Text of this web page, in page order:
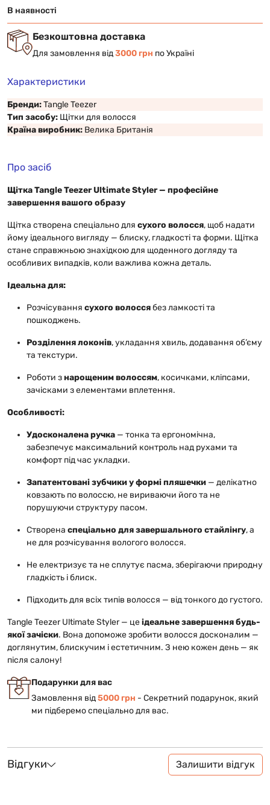
В наявності
Безкоштовна доставка
Для замовлення від3000 грн по Україні
Характеристики
Бренди:Tangle Teezer
Тип засобу: Щітки для волосся
Країна виробник: Велика Британія
Про засіб
Щітка Tangle Teezer Ultimate Styler — професійне
завершення вашого образу
Щітка створена спеціально для сухого волосся, щоб надати
йому ідеального вигляду — блиску, гладкості та форми. Щітка
стане справжньою знахідкою для щоденного догляду та
особливих випадків, коли важлива кожна деталь.
Ідеальна для:
Розчісування сухого волоссябез ламкості та
пошкоджень.
Розділення локонів, укладання хвиль, додавання об’єму
та текстури.
Роботи знарощеним волоссям, косичками, кліпсами,
зачісками з елементами вплетення.
Особливості:
Удосконалена ручка — тонка та ергономічна,
забезпечує максимальний контроль над рухами та
комфорт під час укладки.
Запатентовані зубчики у формі пляшечки — делікатно
ковзають по волоссю, не вириваючи його та не
порушуючи структуру пасом.
Створена спеціально для завершального стайлінгу, а
не для розчісування вологого волосся.
Не електризує та не сплутує пасма, зберігаючи природну
гладкість і блиск.
Підходить для всіх типів волосся — від тонкого до густого.
Tangle Teezer Ultimate Styler — цеідеальне завершення будь-
якої зачіски. Вона допоможе зробити волосся досконалим —
доглянутим, блискучим і естетичним. З нею кожен день — як
після салону!
Подарунки для вас
Замовлення від5000 грн - Cекретний подарунок, який
ми підберемо спеціально для вас.
Відгуки Залишити відгук